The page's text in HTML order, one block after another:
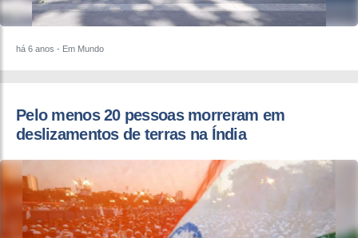
há 6 anos - Em Mundo
Pelo menos 20 pessoas morreram em
deslizamentos de terras na Índia